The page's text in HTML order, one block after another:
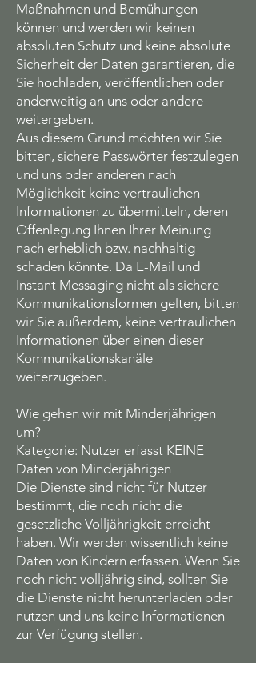
Maßnahmen und Bemühungen
können und werden wir keinen
absoluten Schutz und keine absolute
Sicherheit der Daten garantieren, die
Sie hochladen, veröffentlichen oder
anderweitig an uns oder andere
weitergeben.
Aus diesem Grund möchten wir Sie
bitten, sichere Passwörter festzulegen
und uns oder anderen nach
Möglichkeit keine vertraulichen
Informationen zu übermitteln, deren
Offenlegung Ihnen Ihrer Meinung
nach erheblich bzw. nachhaltig
schaden könnte. Da E-Mail und
Instant Messaging nicht als sichere
Kommunikationsformen gelten, bitten
wir Sie außerdem, keine vertraulichen
Informationen über einen dieser
Kommunikationskanäle
weiterzugeben.
Wie gehen wir mit Minderjährigen
um?
Kategorie: Nutzer erfasst KEINE
Daten von Minderjährigen
Die Dienste sind nicht für Nutzer
bestimmt, die noch nicht die
gesetzliche Volljährigkeit erreicht
haben. Wir werden wissentlich keine
Daten von Kindern erfassen. Wenn Sie
noch nicht volljährig sind, sollten Sie
die Dienste nicht herunterladen oder
nutzen und uns keine Informationen
zur Verfügung stellen.